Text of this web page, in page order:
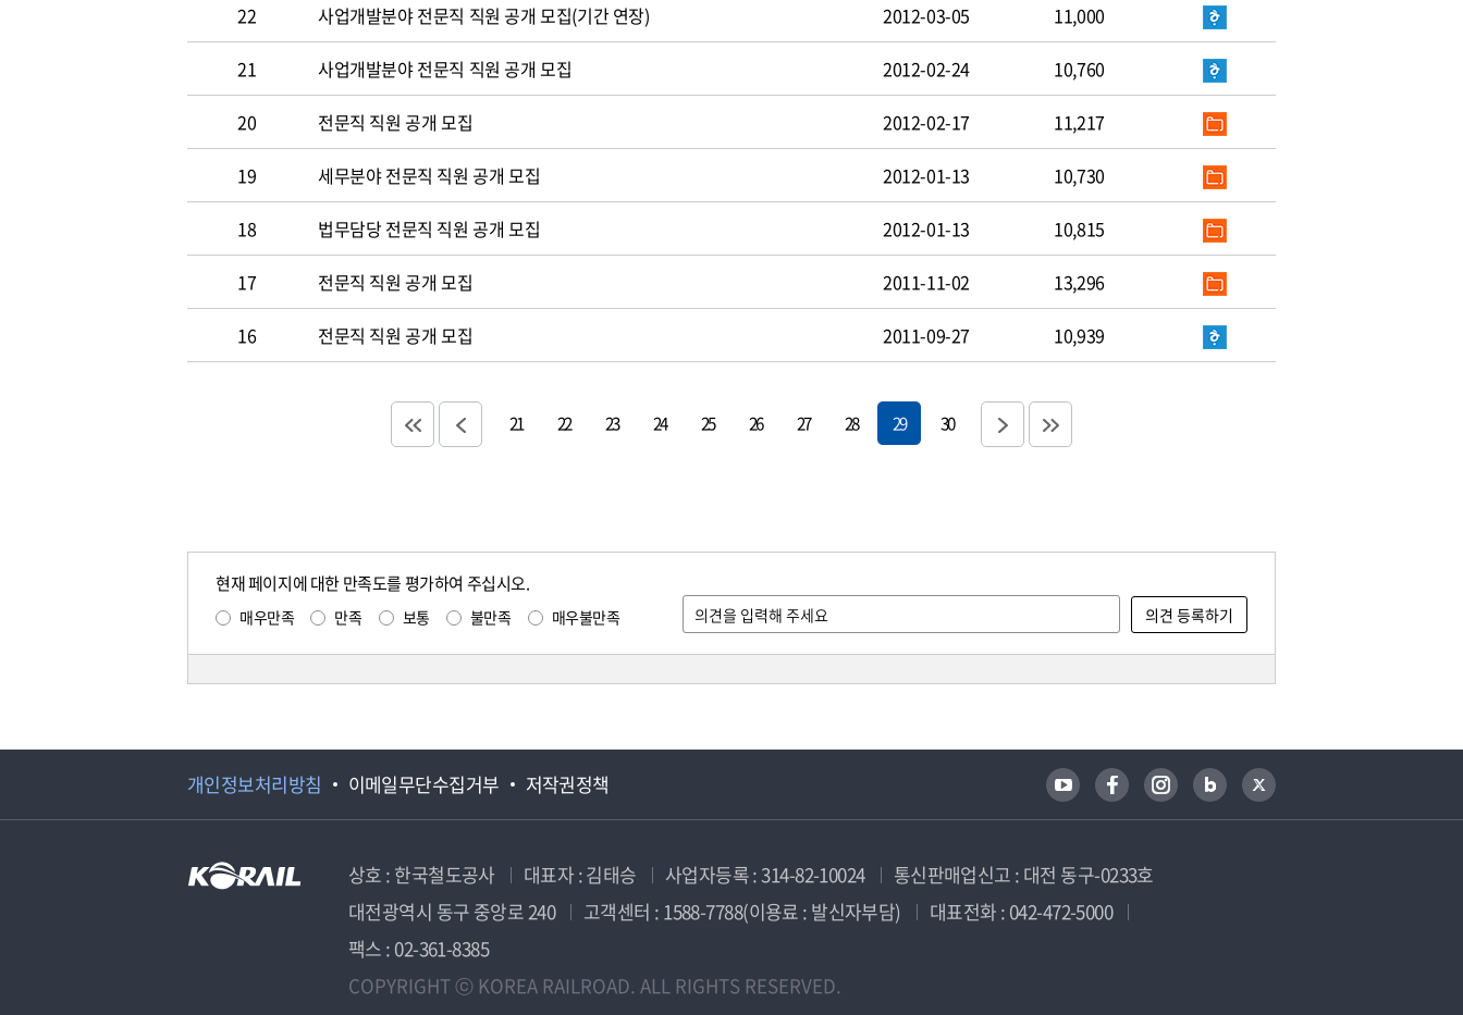
22 사업개발분야 전문직 직원 공개 모집(기간 연장) 2012-03-05 11,000
21 사업개발분야 전문직 직원 공개 모집 2012-02-24 10,760
20 전문직 직원 공개 모집 2012-02-17 11,217
19 세무분야 전문직 직원 공개 모집 2012-01-13 10,730
18 법무담당 전문직 직원 공개 모집 2012-01-13 10,815
17 전문직 직원 공개 모집 2011-11-02 13,296
16 전문직 직원 공개 모집 2011-09-27 10,939
21 22 23 24 25 26 27 28 29 30
현재 페이지에 대한 만족도를 평가하여 주십시오.
매우만족 만족 보통 불만족 매우불만족
개인정보처리방침 이메일무단수집거부 저작권정책
상호 : 한국철도공사 대표자 : 김태승 사업자등록 : 314-82-10024
통신판매업신고 : 대전 동구-0233호
대전광역시 동구 중앙로 240
고객센터 : 1588-7788(이용료 : 발신자부담)
대표전화 : 042-472-5000
팩스 : 02-361-8385
COPYRIGHT ⓒ KOREA RAILROAD. ALL RIGHTS RESERVED.